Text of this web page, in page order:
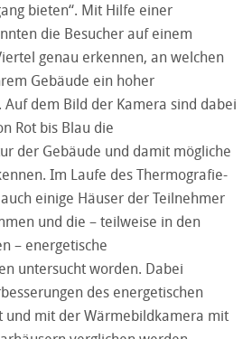
bieten“. Mit Hilfe einer
die Besucher auf einem
genau erkennen, an welchen
Gebäude ein hoher
dem Bild der Kamera sind dabei
Rot bis Blau die
der Gebäude und damit mögliche
Im Laufe des Thermografie-
einige Häuser der Teilnehmer
und die – teilweise in den
– energetische
untersucht worden. Dabei
des energetischen
und mit der Wärmebildkamera mit